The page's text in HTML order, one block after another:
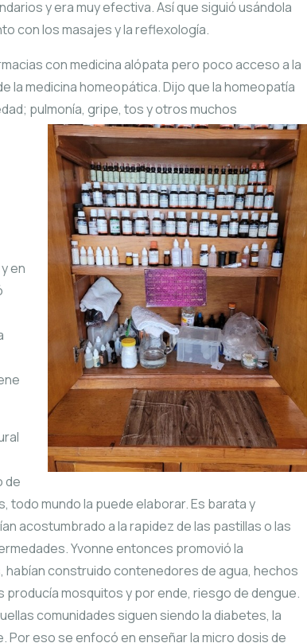
y era muy efectiva. Así que siguió usándola
con los masajes y la reflexología.
con medicina alópata pero poco acceso a la
la medicina homeopática. Dijo que la homeopatía
pulmonía, gripe, tos y otros muchos
en
de
todo mundo la puede elaborar. Es barata y
acostumbrado a la rapidez de las pastillas o las
Yvonne entonces promovió la
habían construido contenedores de agua, hechos
mosquitos y por ende, riesgo de dengue.
comunidades siguen siendo la diabetes, la
Por eso se enfocó en enseñar la micro dosis de